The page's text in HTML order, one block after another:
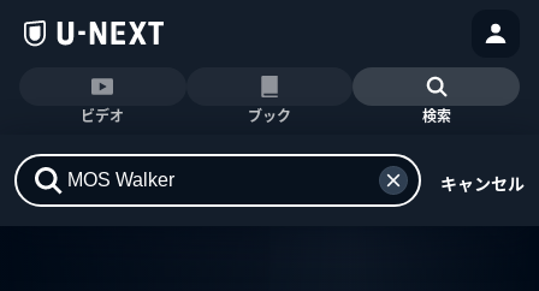
ビデオ ブック 検索
キャンセル